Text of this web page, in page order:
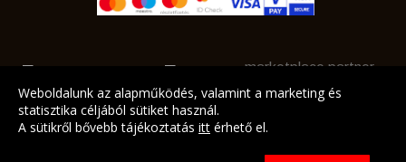
marketplace partner
Weboldalunk az alapműködés, valamint a marketing és
statisztika céljából sütiket használ.
A sütikről bővebb tájékoztatás itt érhető el.